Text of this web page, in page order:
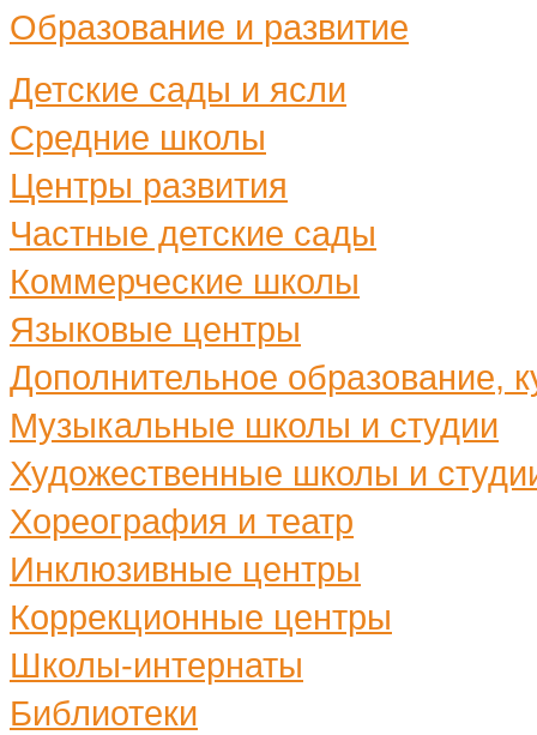
Образование и развитие
Детские сады и ясли
Средние школы
Центры развития
Частные детские сады
Коммерческие школы
Языковые центры
Дополнительное образование,
Музыкальные школы и студии
Художественные школы и
Хореография и театр
Инклюзивные центры
Коррекционные центры
Школы-интернаты
Библиотеки